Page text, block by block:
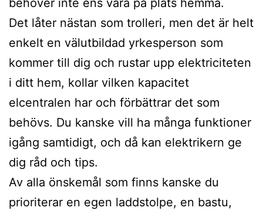
Det låter nästan som trolleri, men det är helt
enkelt en välutbildad yrkesperson som
kommer till dig och rustar upp elektriciteten
i ditt hem, kollar vilken kapacitet
elcentralen har och förbättrar det som
behövs. Du kanske vill ha många funktioner
igång samtidigt, och då kan elektrikern ge
dig råd och tips.
Av alla önskemål som finns kanske du
prioriterar en egen laddstolpe, en bastu,